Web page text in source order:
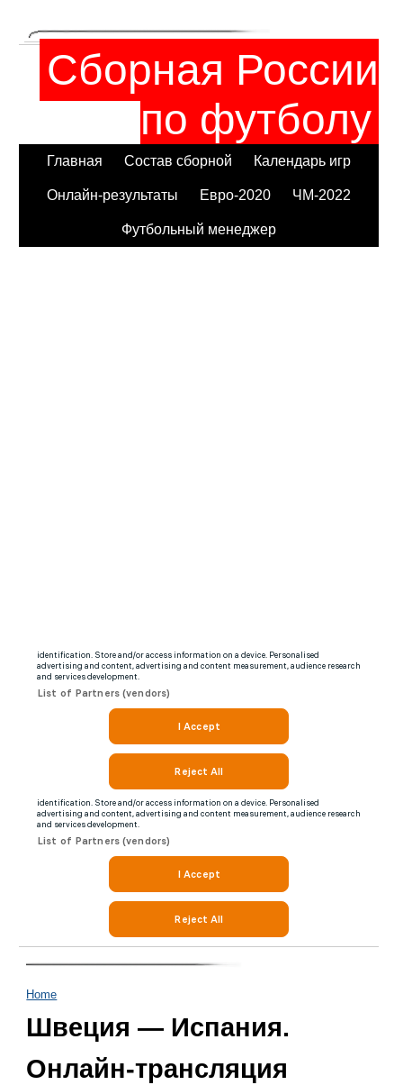
Сборная России
по футболу
Главная Состав сборной Календарь игр
Онлайн-результаты Евро-2020 ЧМ-2022
Футбольный менеджер
Home
Швеция — Испания.
Онлайн-трансляция